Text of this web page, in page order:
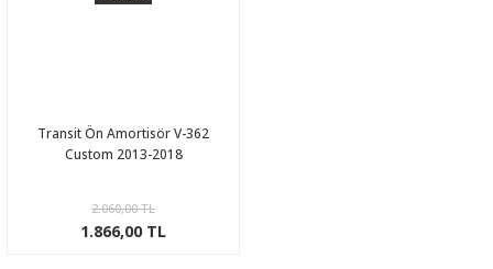
Transit Ön Amortisör V-362
Custom 2013-2018
2.060,00 TL
1.866,00 TL